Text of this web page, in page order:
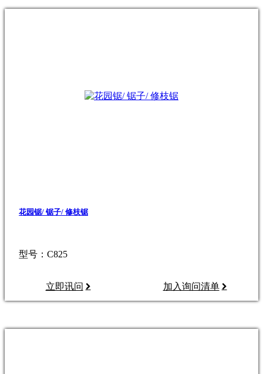
花园锯/ 锯子/ 修枝锯
型号：C825
立即讯问 加入询问清单